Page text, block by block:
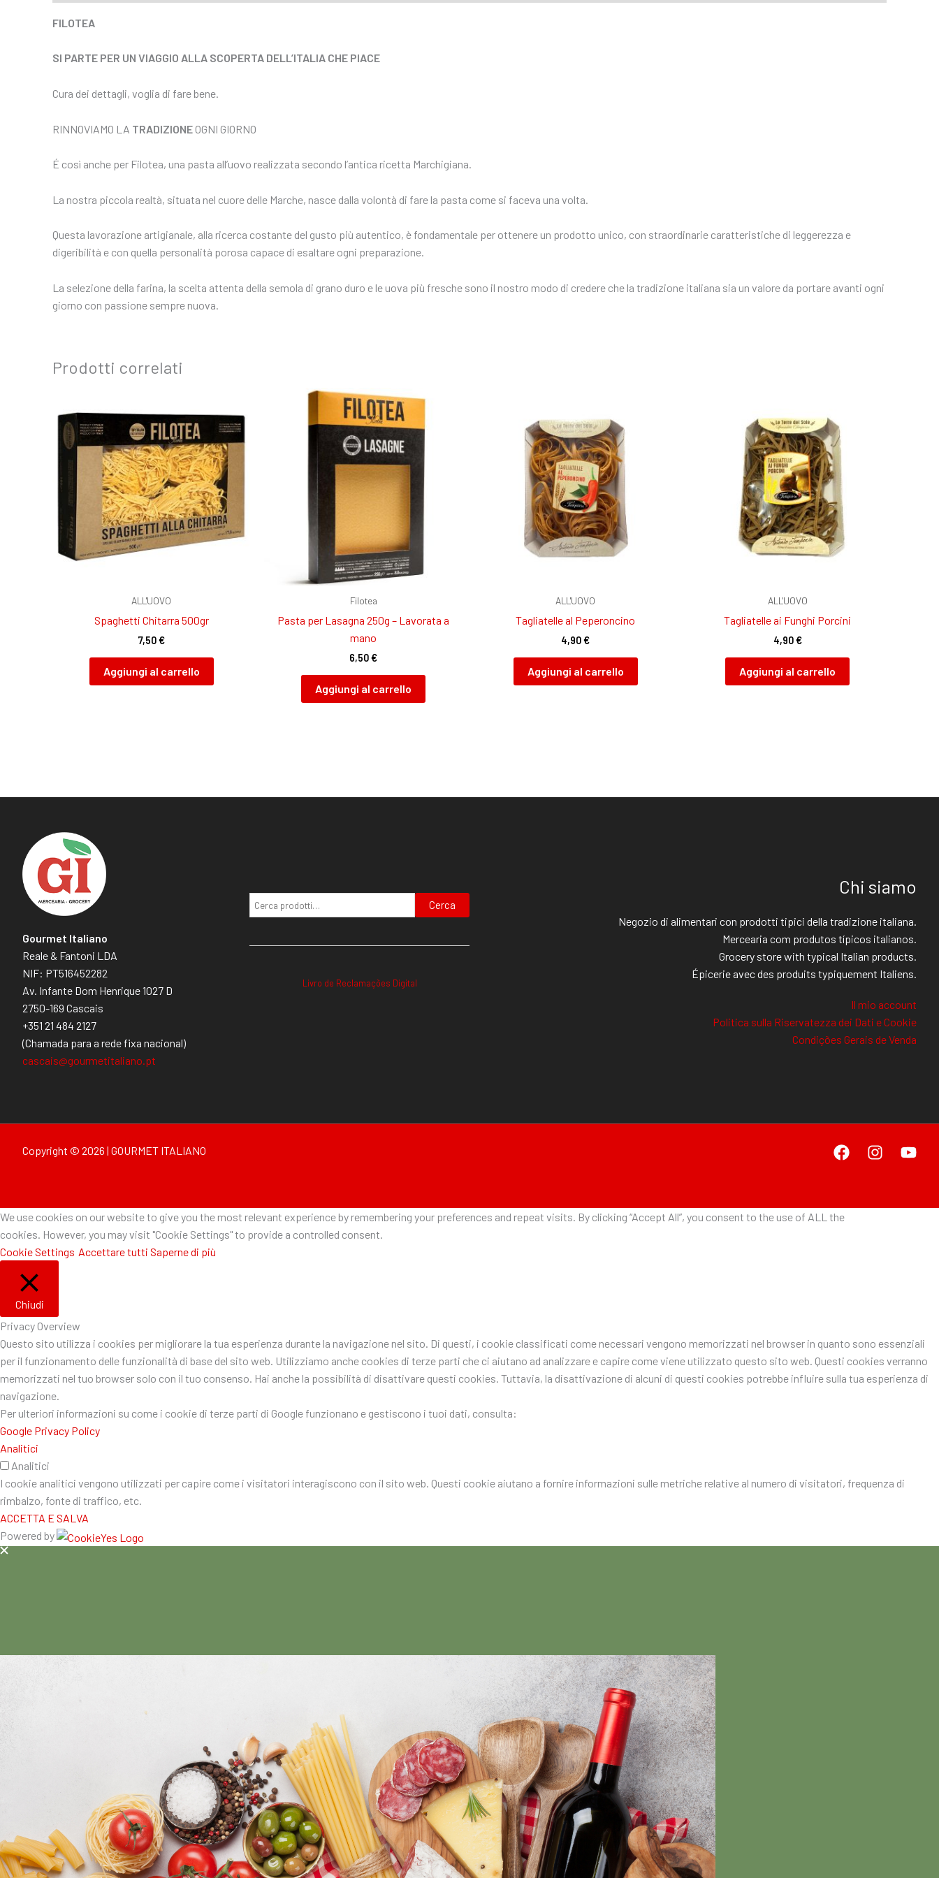
FILOTEA
SI PARTE PER UN VIAGGIO ALLA SCOPERTA DELL’ITALIA CHE PIACE
Cura dei dettagli, voglia di fare bene.
RINNOVIAMO LA TRADIZIONEOGNI GIORNO
É così anche per Filotea, una pasta all’uovo realizzata secondo l’antica ricetta Marchigiana.
La nostra piccola realtà, situata nel cuore delle Marche, nasce dalla volontà di fare la pasta come si faceva una volta.
Questa lavorazione artigianale, alla ricerca costante del gusto più autentico, è fondamentale per ottenere un prodotto unico, con straordinarie caratteristiche di leggerezza e
digeribilità e con quella personalità porosa capace di esaltare ogni preparazione.
La selezione della farina, la scelta attenta della semola di grano duro e le uova più fresche sono il nostro modo di credere che la tradizione italiana sia un valore da portare avanti ogni
giorno con passione sempre nuova.
Prodotti correlati
ALL'UOVO
Spaghetti Chitarra 500gr
7,50€
Aggiungi al carrello
Filotea
Pasta per Lasagna 250g – Lavorata a
mano
6,50€
Aggiungi al carrello
ALL'UOVO
Tagliatelle al Peperoncino
4,90€
Aggiungi al carrello
ALL'UOVO
Tagliatelle ai Funghi Porcini
4,90€
Aggiungi al carrello
Gourmet Italiano
Reale & Fantoni LDA
NIF: PT516452282
Av. Infante Dom Henrique 1027 D
2750-169 Cascais
+351 21 484 2127
(Chamada para a rede fixa nacional)
cascais@gourmetitaliano.pt
Cerca
Livro de Reclamações Digital
Chi siamo
Negozio di alimentari con prodotti tipici della tradizione italiana.
Mercearia com produtos típicos italianos.
Grocery store with typical Italian products.
Épicerie avec des produits typiquement Italiens.
Il mio account
Politica sulla Riservatezza dei Dati e Cookie
Condições Gerais de Venda
Copyright © 2026 | GOURMET ITALIANO
We use cookies on our website to give you the most relevant experience by remembering your preferences and repeat visits. By clicking “Accept All”, you consent to the use of ALL the
cookies. However, you may visit "Cookie Settings" to provide a controlled consent.
Cookie Settings Accettare tutti Saperne di più
Chiudi
Privacy Overview
Questo sito utilizza i cookies per migliorare la tua esperienza durante la navigazione nel sito. Di questi, i cookie classificati come necessari vengono memorizzati nel browser in quanto sono essenziali
per il funzionamento delle funzionalità di base del sito web. Utilizziamo anche cookies di terze parti che ci aiutano ad analizzare e capire come viene utilizzato questo sito web. Questi cookies verranno
memorizzati nel tuo browser solo con il tuo consenso. Hai anche la possibilità di disattivare questi cookies. Tuttavia, la disattivazione di alcuni di questi cookies potrebbe influire sulla tua esperienza di
navigazione.
Per ulteriori informazioni su come i cookie di terze parti di Google funzionano e gestiscono i tuoi dati, consulta:
Google Privacy Policy
Analitici
Analitici
I cookie analitici vengono utilizzati per capire come i visitatori interagiscono con il sito web. Questi cookie aiutano a fornire informazioni sulle metriche relative al numero di visitatori, frequenza di
rimbalzo, fonte di traffico, etc.
ACCETTA E SALVA
Powered by